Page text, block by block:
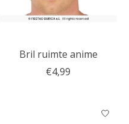
Bril ruimte anime
€4,99